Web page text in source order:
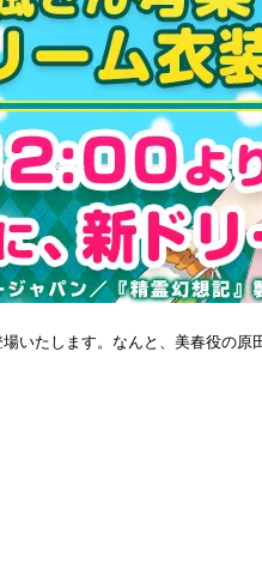
たします。なんと、美春役の